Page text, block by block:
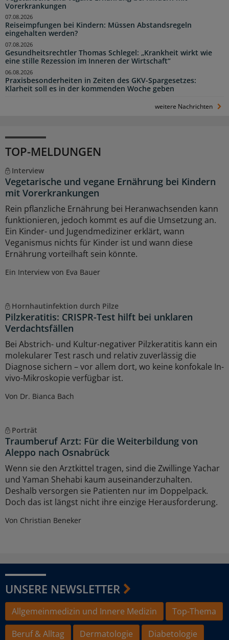
Vorerkrankungen
Reiseimpfungen bei Kindern: Müssen Abstandsregeln
eingehalten werden?
07.08.2026
Gesundheitsrechtler Thomas Schlegel: „Krankheit wirkt wie
eine stille Rezession im Inneren der Wirtschaft“
07.08.2026
Praxisbesonderheiten in Zeiten des GKV-Spargesetzes:
Klarheit soll es in der kommenden Woche geben
06.08.2026
weitere Nachrichten
TOP-MELDUNGEN
Interview
Vegetarische und vegane Ernährung bei Kindern
mit Vorerkrankungen
Rein pflanzliche Ernährung bei Heranwachsenden kann
funktionieren, jedoch kommt es auf die Umsetzung an.
Ein Kinder- und Jugendmediziner erklärt, wann
Veganismus nichts für Kinder ist und wann diese
Ernährung vorteilhaft sein könnte.
Ein Interview von Eva Bauer
Hornhautinfektion durch Pilze
Pilzkeratitis: CRISPR-Test hilft bei unklaren
Verdachtsfällen
Bei Abstrich- und Kultur-negativer Pilzkeratitis kann ein
molekularer Test rasch und relativ zuverlässig die
Diagnose sichern – vor allem dort, wo keine konfokale In-
vivo-Mikroskopie verfügbar ist.
Von Dr. Bianca Bach
Porträt
Traumberuf Arzt: Für die Weiterbildung von
Aleppo nach Osnabrück
Wenn sie den Arztkittel tragen, sind die Zwillinge Yachar
und Yaman Shehabi kaum auseinanderzuhalten.
Deshalb versorgen sie Patienten nur im Doppelpack.
Doch das ist längst nicht ihre einzige Herausforderung.
Von Christian Beneker
UNSERE NEWSLETTER
Allgemeinmedizin und Innere Medizin
Top-Thema
Beruf & Alltag
Dermatologie
Diabetologie